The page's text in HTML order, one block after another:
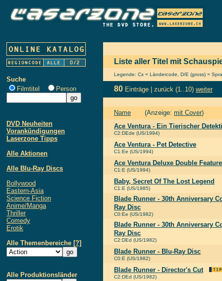
Suche
Filmtitel
Person
DVD Neuheiten
Vorankündigungen
Laserzone Tipps
Alle Aktionen
Alle Blu-Ray Discs
Bollywood
Eastern-Asia
Science Fiction
Anime/Manga
Thriller
Comedy
Erotik
Alle Themenbereiche [?]
Alle Produktionsländer
Liste aller Titel mit
Legende: Cx = Ländercode, D/E (gross) =
80 Einträge | zurück (1..10) weiter
Name (Anzeige: mit Cover)
Ace Ventura - Ein Tierischer
C2:DEde (US/1994)
Ace Ventura - Pet Detective
C1:Ee (US/1994)
Ace Ventura Deluxe Double Feature
C1:E (US/1994)
Baby, Secret Of The Lost Legend
C1:E (US/1985)
Blade Runner - 30th Anniversary
Ray Disc
C0:Ee (US/1982)
Blade Runner - 30th Anniversary
Ray Disc
C2:DEd (US/1982)
Blade Runner - Blu-Ray Disc
C0:E (US/1982)
Blade Runner - Director's Cut
C2:DEd (US/1982)